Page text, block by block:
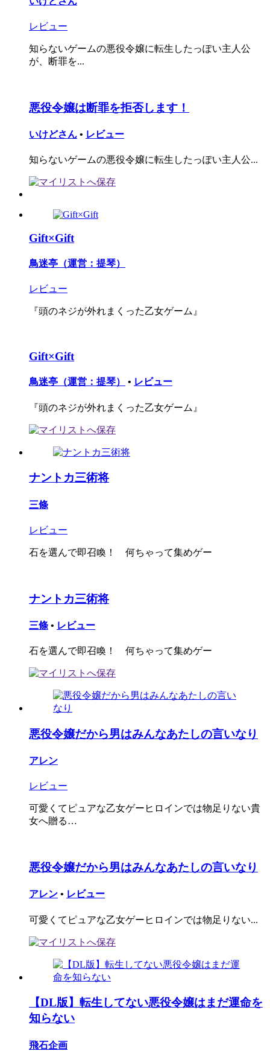
レビュー
知らないゲームの悪役令嬢に転生したっぽい主人公
が、断罪を...
悪役令嬢は断罪を拒否します！
いけどさん • レビュー
知らないゲームの悪役令嬢に転生したっぽい主人公...
Gift×Gift
鳥迷亭（運営：提琴）
レビュー
『頭のネジが外れまくった乙女ゲーム』
Gift×Gift
鳥迷亭（運営：提琴） • レビュー
『頭のネジが外れまくった乙女ゲーム』
ナントカ三術将
三條
レビュー
石を選んで即召喚！ 何ちゃって集めゲー
ナントカ三術将
三條 • レビュー
石を選んで即召喚！ 何ちゃって集めゲー
悪役令嬢だから男はみんなあたしの言いなり
アレン
レビュー
可愛くてピュアな乙女ゲーヒロインでは物足りない貴
女へ贈る…
悪役令嬢だから男はみんなあたしの言いなり
アレン • レビュー
可愛くてピュアな乙女ゲーヒロインでは物足りない...
【DL版】転生してない悪役令嬢はまだ運命を
知らない
飛石企画